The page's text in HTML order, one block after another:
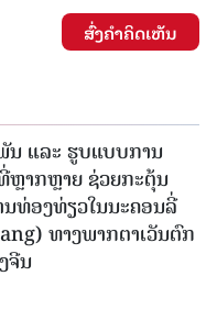
ສົ່ງຄໍາຄິດເຫັນ
ນ ແລະ ຮູບແບບການ
າກຫຼາຍ ຊ່ວຍກະຕຸ້ນ
ທ່ອງທ່ຽວໃນນະຄອນລີ່
ທາງພາກຕາເວັນຕົກ
ຈີນ